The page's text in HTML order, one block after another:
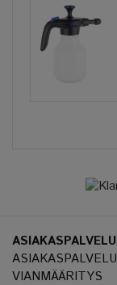
ASIAKASPALVELU
ASIAKASPALVELU
VIANMÄÄRITYS